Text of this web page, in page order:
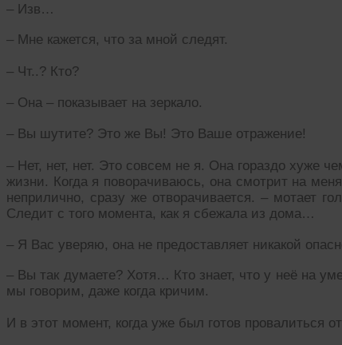
– Изв…
– Мне кажется, что за мной следят.
– Чт..? Кто?
– Она – показывает на зеркало.
– Вы шутите? Это же Вы! Это Ваше отражение!
– Нет, нет, нет. Это совсем не я. Она гораздо хуже
жизни. Когда я поворачиваюсь, она смотрит на
неприлично, сразу же отворачивается. – мотает
Следит с того момента, как я сбежала из дома…
– Я Вас уверяю, она не предоставляет никакой
– Вы так думаете? Хотя… Кто знает, что у неё на
мы говорим, даже когда кричим.
И в этот момент, когда уже был готов провалиться